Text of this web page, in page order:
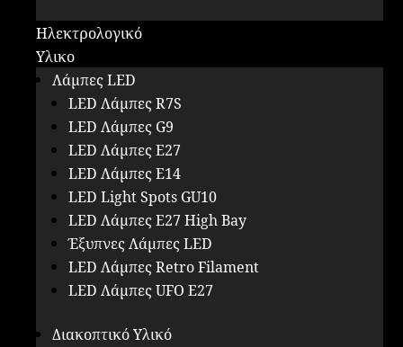
Ηλεκτρολογικό
Υλικο
Λάμπες LED
LED Λάμπες R7S
LED Λάμπες G9
LED Λάμπες E27
LED Λάμπες E14
LED Light Spots GU10
LED Λάμπες E27 High Bay
Έξυπνες Λάμπες LED
LED Λάμπες Retro Filament
LED Λάμπες UFO E27
Διακοπτικό Υλικό